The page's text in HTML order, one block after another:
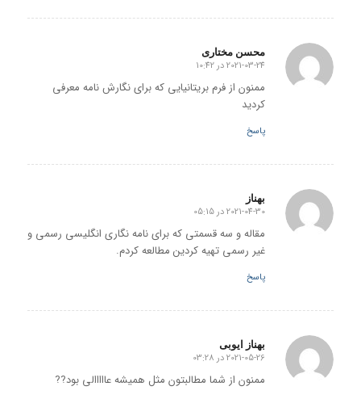
محسن مختاری
گفته:
2021-03-24 در 10:42
ممنون از فرم بریتانیایی که برای نگارش نامه معرفی
کردید
پاسخ
بهناز
گفته:
2021-04-30 در 05:15
مقاله و سه قسمتی که برای نامه نگاری انگلیسی رسمی و
غیر رسمی تهیه کردین مطالعه کردم.
پاسخ
بهناز ایوبی
گفته:
2021-05-26 در 03:28
ممنون از شما مطالبتون مثل همیشه عااااالی بود??